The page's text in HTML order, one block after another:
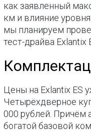
как заявленный
км и влияние
мы планируем
тест-драйва Exlantix
Цены на Exlantix ES
Четырёхдверное
000 рублей. Причём
богатой базовой